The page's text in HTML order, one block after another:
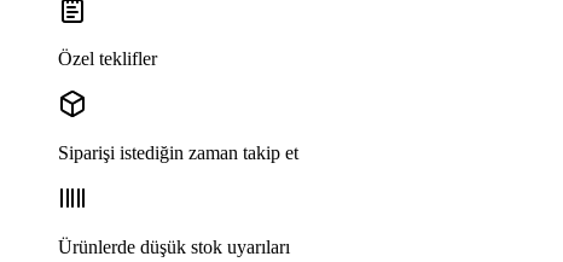
Özel teklifler
Siparişi istediğin zaman takip et
Ürünlerde düşük stok uyarıları